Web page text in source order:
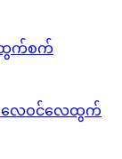
ထွက်စက်
လေဝင်လေထွက်